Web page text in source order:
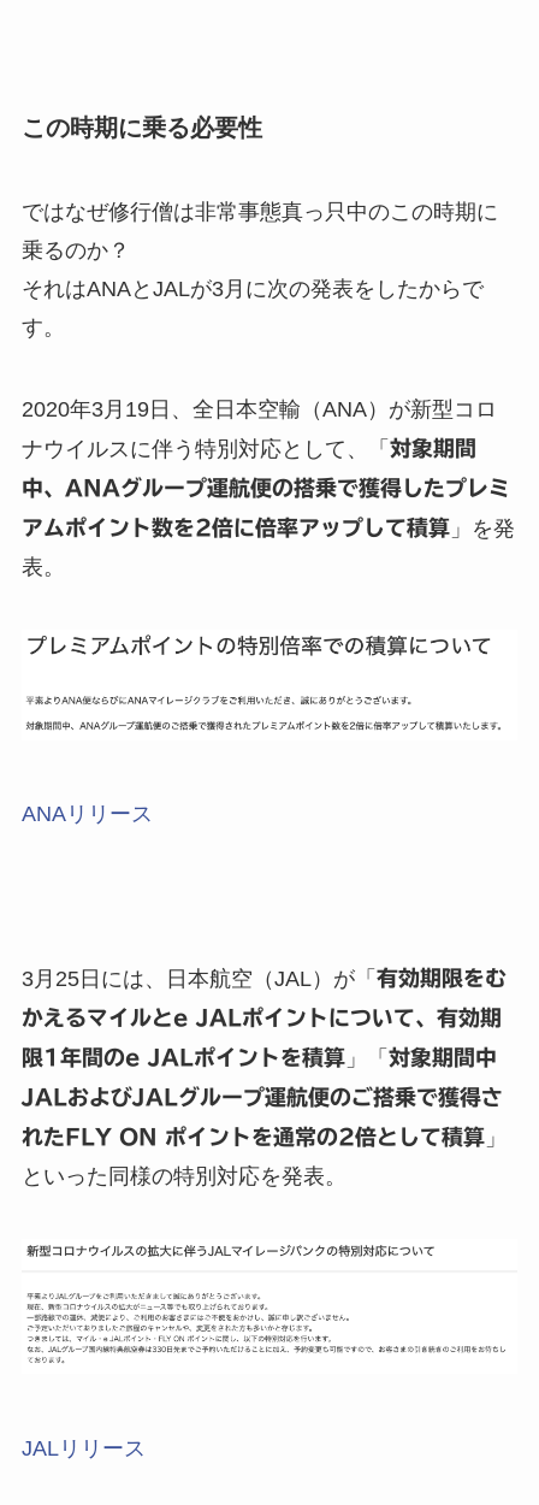
この時期に乗る必要性
ではなぜ修行僧は非常事態真っ只中のこの時期に
乗るのか？
それはANAとJALが3月に次の発表をしたからで
す。
2020年3月19日、全日本空輸（ANA）が新型コロ
ナウイルスに伴う特別対応として、「 対象期間
中、ANAグループ運航便の搭乗で獲得したプレミ
アムポイント数を2倍に倍率アップして積算」を発
表。
ANAリリース
3月25日には、日本航空（JAL）が「 有効期限をむ
かえるマイルとe JALポイントについて、有効期
限1年間のe JALポイントを積算」「 対象期間中
JALおよびJALグループ運航便のご搭乗で獲得さ
れたFLY ON ポイントを通常の2倍として積算」
といった同様の特別対応を発表。
JALリリース